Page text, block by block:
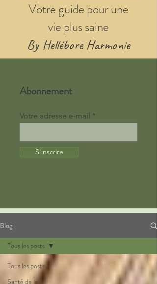
Votre guide pour une
vie plus saine
By Hellébore Harmonie
Abonnement
Votre adresse e-mail
S'inscrire
Blog
Tous les posts
Santé de la
Tous les posts